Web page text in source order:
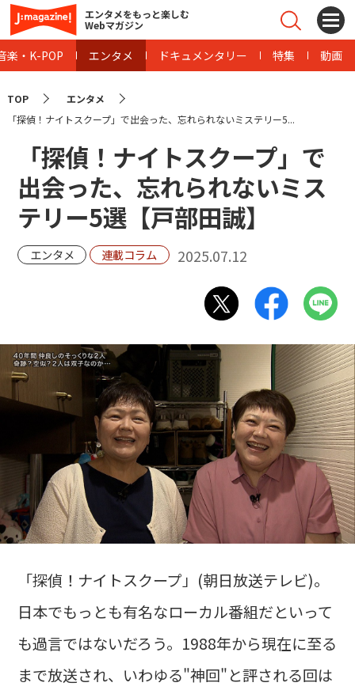
エンタメをもっと楽しむ
Webマガジン
楽・K-POP エンタメ ドキュメンタリー 特集 動画
TOP
エンタメ
「探偵！ナイトスクープ」で出会った、忘れられないミステリー5...
「探偵！ナイトスクープ」で
出会った、忘れられないミス
テリー5選【戸部田誠】
エンタメ 連載コラム 2025.07.12
「探偵！ナイトスクープ」(朝日放送テレビ)。
日本でもっとも有名なローカル番組だといって
も過言ではないだろう。1988年から現在に至る
まで放送され、いわゆる"神回"と評される回は